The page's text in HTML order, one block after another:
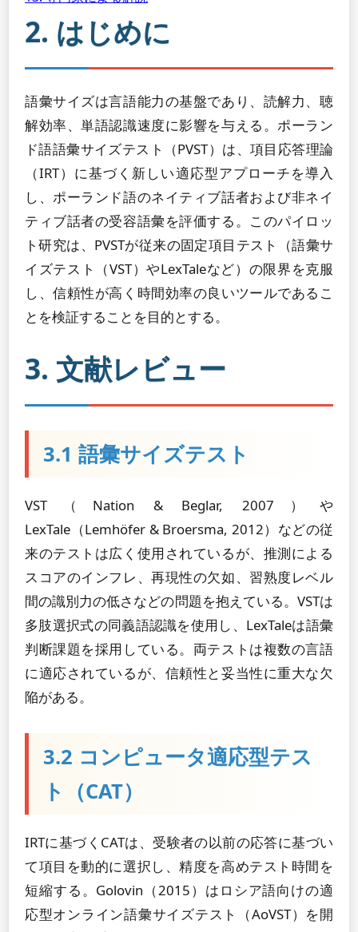
2. はじめに
語彙サイズは言語能力の基盤であり、読解力、聴
解効率、単語認識速度に影響を与える。ポーラン
ド語語彙サイズテスト（PVST）は、項目応答理論
（IRT）に基づく新しい適応型アプローチを導入
し、ポーランド語のネイティブ話者および非ネイ
ティブ話者の受容語彙を評価する。このパイロッ
ト研究は、PVSTが従来の固定項目テスト（語彙サ
イズテスト（VST）やLexTaleなど）の限界を克服
し、信頼性が高く時間効率の良いツールであるこ
とを検証することを目的とする。
3. 文献レビュー
3.1 語彙サイズテスト
VST（Nation & Beglar, 2007）や
LexTale（Lemhöfer & Broersma, 2012）などの従
来のテストは広く使用されているが、推測による
スコアのインフレ、再現性の欠如、習熟度レベル
間の識別力の低さなどの問題を抱えている。VSTは
多肢選択式の同義語認識を使用し、LexTaleは語彙
判断課題を採用している。両テストは複数の言語
に適応されているが、信頼性と妥当性に重大な欠
陥がある。
3.2 コンピュータ適応型テス
ト（CAT）
IRTに基づくCATは、受験者の以前の応答に基づい
て項目を動的に選択し、精度を高めテスト時間を
短縮する。Golovin（2015）はロシア語向けの適
応型オンライン語彙サイズテスト（AoVST）を開